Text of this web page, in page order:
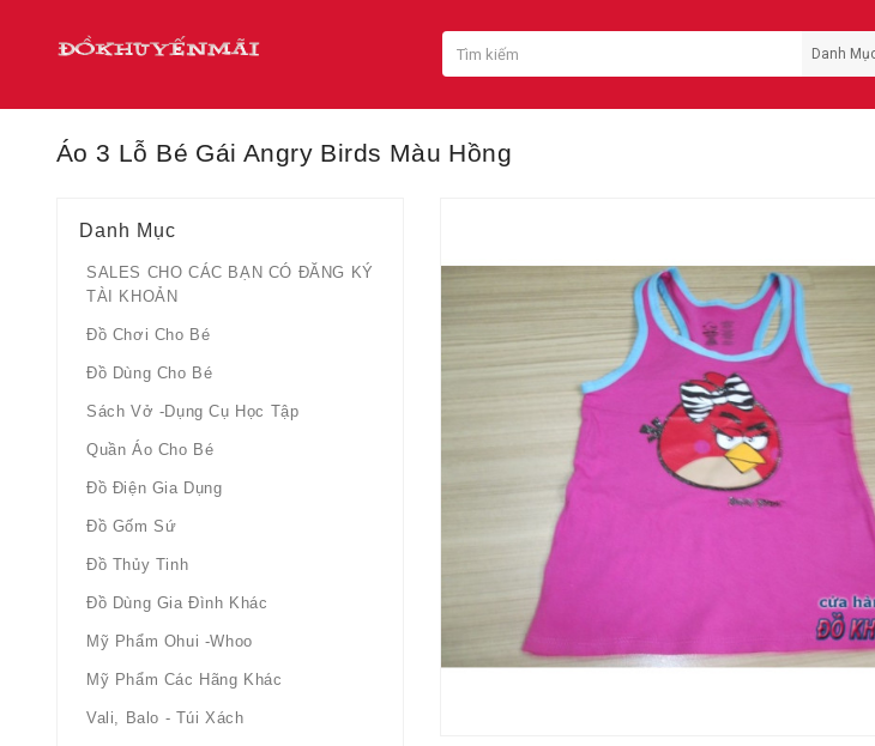
Áo 3 Lỗ Bé Gái Angry Birds Màu Hồng
Danh Mục
SALES CHO CÁC BẠN CÓ ĐĂNG KÝ
TÀI KHOẢN
Đồ Chơi Cho Bé
Đồ Dùng Cho Bé
Sách Vở -dụng Cụ Học Tập
Quần Áo Cho Bé
Đồ Điện Gia Dụng
Đồ Gốm Sứ
Đồ Thủy Tinh
Đồ Dùng Gia Đình Khác
Mỹ Phẩm Ohui -whoo
Mỹ Phẩm Các Hãng Khác
Vali, Balo - Túi Xách